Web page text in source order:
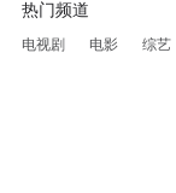
热门频道
电视剧 电影 综艺